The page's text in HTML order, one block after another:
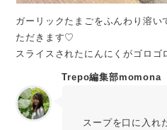
ガーリックたまごをふんわり溶
ただきます♡
スライスされたにんにくがゴロゴ
Trepo編集部momona
スープを口に入れ